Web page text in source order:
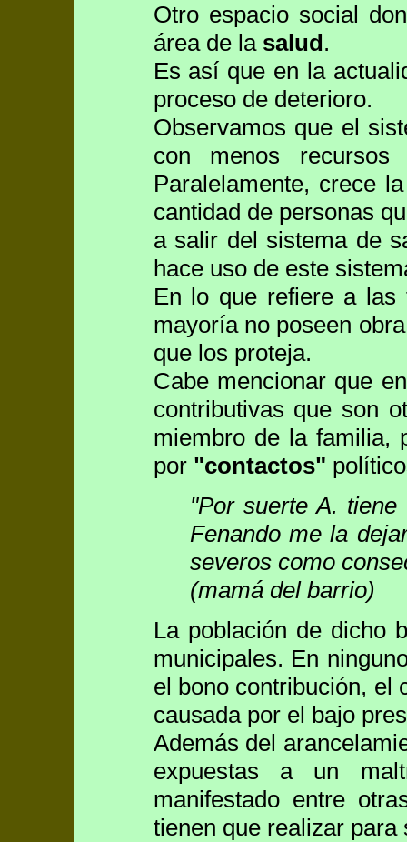
Otro espacio social
área de lasalud.
Es así que en la
proceso de deterioro.
Observamos que el
con menos recursos
Paralelamente, crece
cantidad de personas
a salir del sistema de
hace uso de este
En lo que refiere a
mayoría no poseen
que los proteja.
Cabe mencionar que
contributivas que son
miembro de la familia,
por "contactos"
"Por suerte A.
Fenando me la
severos como
(mamá del barrio)
La población de dicho
municipales. En
el bono contribución, el
causada por el bajo
Además del
expuestas a un
manifestado entre
tienen que realizar para